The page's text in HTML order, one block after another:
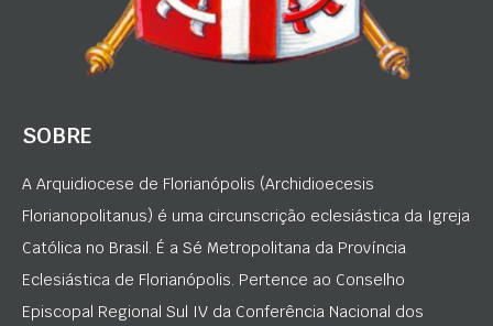
SOBRE
A Arquidiocese de Florianópolis (Archidioecesis
Florianopolitanus) é uma circunscrição eclesiástica da Igreja
Católica no Brasil. É a Sé Metropolitana da Província
Eclesiástica de Florianópolis. Pertence ao Conselho
Episcopal Regional Sul IV da Conferência Nacional dos